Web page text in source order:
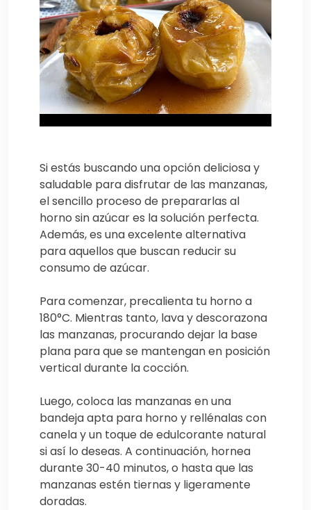
Si estás buscando una opción deliciosa y
saludable para disfrutar de las manzanas,
el sencillo proceso de prepararlas al
horno sin azúcar es la solución perfecta.
Además, es una excelente alternativa
para aquellos que buscan reducir su
consumo de azúcar.
Para comenzar, precalienta tu horno a
180°C. Mientras tanto, lava y descorazona
las manzanas, procurando dejar la base
plana para que se mantengan en posición
vertical durante la cocción.
Luego, coloca las manzanas en una
bandeja apta para horno y rellénalas con
canela y un toque de edulcorante natural
si así lo deseas. A continuación, hornea
durante 30-40 minutos, o hasta que las
manzanas estén tiernas y ligeramente
doradas.